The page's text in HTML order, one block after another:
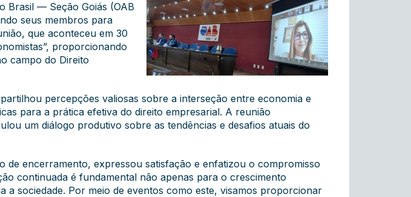
Brasil — Seção Goiás (OAB
seus membros para
que aconteceu em 30
proporcionando
campo do Direito
percepções valiosas sobre a interseção entre economia e
para a prática efetiva do direito empresarial. A reunião
um diálogo produtivo sobre as tendências e desafios atuais do
encerramento, expressou satisfação e enfatizou o compromisso
continuada é fundamental não apenas para o crescimento
sociedade. Por meio de eventos como este, visamos proporcionar